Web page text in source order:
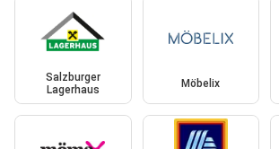
Salzburger
Lagerhaus
Möbelix